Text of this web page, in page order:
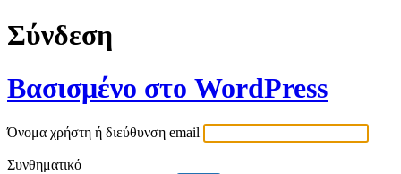
Σύνδεση
Βασισμένο στο WordPress
Όνομα χρήστη ή διεύθυνση email
Συνθηματικό